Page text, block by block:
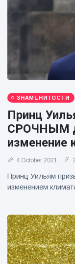
ЗНАМЕНИТОСТИ
Принц
СРОЧНЫМ
изменение
4 October 2021
Принц Уильям
изменением